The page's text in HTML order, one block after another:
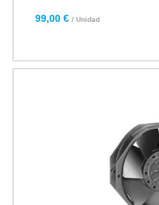
99,00 € / Unidad